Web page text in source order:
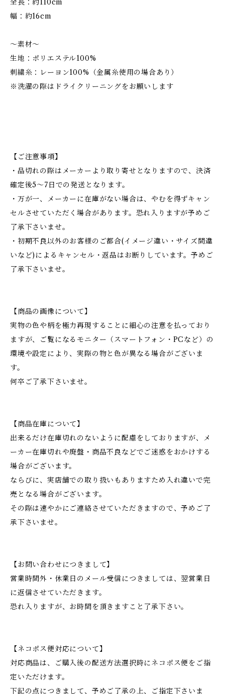
全長：約110cm
幅：約16cm
～素材～
生地：ポリエステル100%
刺繍糸：レーヨン100%（金属糸使用の場合あり）
※洗濯の際はドライクリーニングをお願いします
【ご注意事項】
・品切れの際はメーカーより取り寄せとなりますので、決済
確定後5～7日での発送となります。
・万が一、メーカーに在庫がない場合は、やむを得ずキャン
セルさせていただく場合があります。恐れ入りますが予めご
了承下さいませ。
・初期不良以外のお客様のご都合(イメージ違い・サイズ間違
いなど)によるキャンセル・返品はお断りしています。予めご
了承下さいませ。
【商品の画像について】
実物の色や柄を極力再現することに細心の注意を払っており
ますが、ご覧になるモニター（スマートフォン・PCなど）の
環境や設定により、実際の物と色が異なる場合がございま
す。
何卒ご了承下さいませ。
【商品在庫について】
出来るだけ在庫切れのないように配慮をしておりますが、メ
ーカー在庫切れや廃盤・商品不良などでご迷惑をおかけする
場合がございます。
ならびに、実店舗での取り扱いもありますため入れ違いで完
売となる場合がございます。
その際は速やかにご連絡させていただきますので、予めご了
承下さいませ。
【お問い合わせにつきまして】
営業時間外・休業日のメール受信につきましては、翌営業日
に返信させていただきます。
恐れ入りますが、お時間を頂きますこと了承下さい。
【ネコポス便対応について】
対応商品は、ご購入後の配送方法選択時にネコポス便をご指
定いただけます。
下記の点につきまして、予めご了承の上、ご指定下さいま